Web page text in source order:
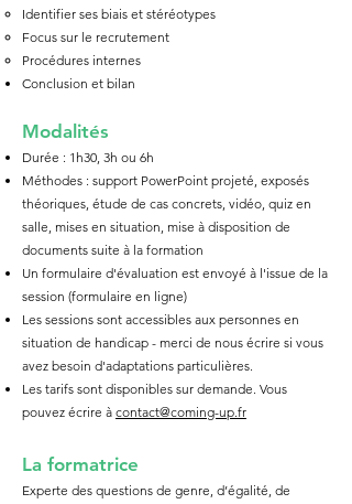
Identifier ses biais et stéréotypes
Focus sur le recrutement
Procédures internes
Conclusion et bilan
Modalités
Durée : 1h30, 3h ou 6h
Méthodes : support PowerPoint projeté, exposés
théoriques, étude de cas concrets, vidéo, quiz en
salle, mises en situation, mise à disposition de
documents suite à la formation
Un formulaire d'évaluation est envoyé à l'issue de la
session (formulaire en ligne)
Les sessions sont accessibles aux personnes en
situation de handicap - merci de nous écrire si vous
avez besoin d'adaptations particulières.
Les tarifs sont disponibles sur demande. Vous
pouvez écrire à contact@coming-up.fr
La formatrice
Experte des questions de genre, d’égalité, de